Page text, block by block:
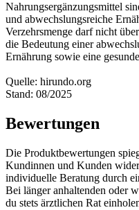
Nahrungsergänzungsmittel
und abwechslungsreiche
Verzehrsmenge darf nicht
die Bedeutung einer
Ernährung sowie eine
Quelle: hirundo.org
Stand: 08/2025
Bewertungen
Die Produktbewertungen
Kundinnen und Kunden
individuelle Beratung durch
Bei länger anhaltenden oder
du stets ärztlichen Rat